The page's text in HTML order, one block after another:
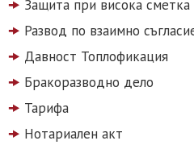
Защита при висока сметка
Развод по взаимно
Давност Топлофикация
Бракоразводно дело
Тарифа
Нотариален акт